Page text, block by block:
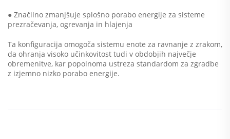
● Značilno zmanjšuje splošno porabo energije za sisteme
prezračevanja, ogrevanja in hlajenja
Ta konfiguracija omogoča sistemu enote za ravnanje z zrakom,
da ohranja visoko učinkovitost tudi v obdobjih največje
obremenitve, kar popolnoma ustreza standardom za zgradbe
z izjemno nizko porabo energije.